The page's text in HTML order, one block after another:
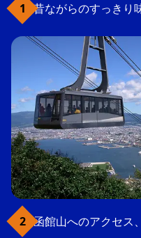
昔ながらのすっきり
函館山へのアクセス